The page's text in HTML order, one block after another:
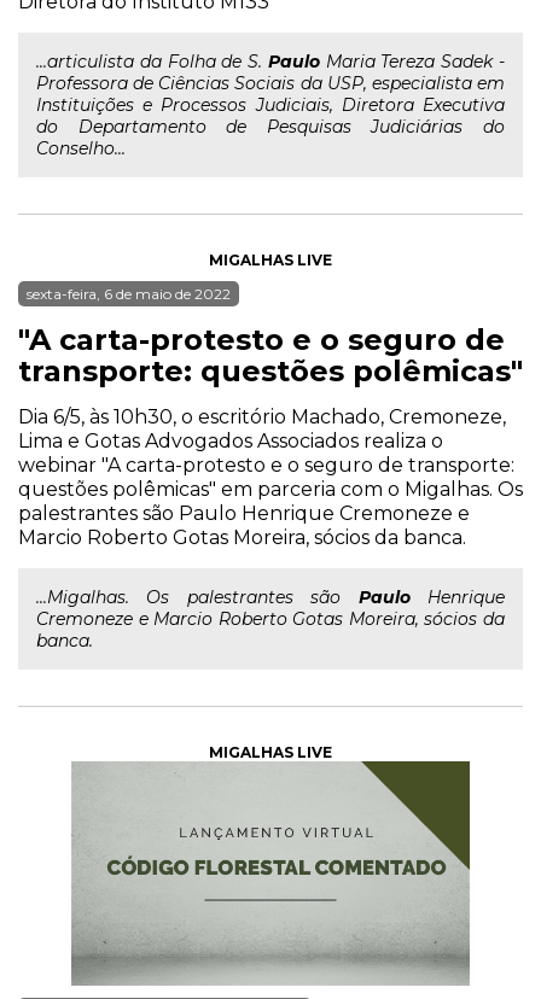
...articulista da Folha de S. PauloMaria Tereza Sadek -
Professora de Ciências Sociais da USP, especialista em
Instituições e Processos Judiciais, Diretora Executiva
do Departamento de Pesquisas Judiciárias do
Conselho...
MIGALHAS LIVE
sexta-feira, 6 de maio de 2022
"A carta-protesto e o seguro de
transporte: questões polêmicas"
Dia 6/5, às 10h30, o escritório Machado, Cremoneze,
Lima e Gotas Advogados Associados realiza o
webinar "A carta-protesto e o seguro de transporte:
questões polêmicas" em parceria com o Migalhas. Os
palestrantes são Paulo Henrique Cremoneze e
Marcio Roberto Gotas Moreira, sócios da banca.
...Migalhas. Os palestrantes são PauloHenrique
Cremoneze e Marcio Roberto Gotas Moreira, sócios da
banca.
MIGALHAS LIVE